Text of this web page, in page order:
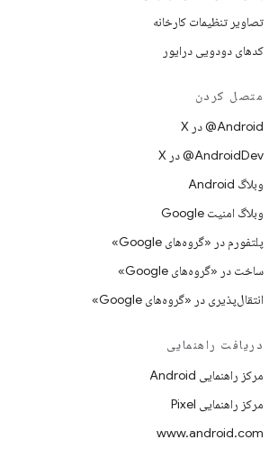
تصاویر تنظیمات کارخانه
کدهای دودویی درایور
متصل کردن
‫‎@Android در X
‫‎@AndroidDev در X
وبلاگ Android
وبلاگ امنیت Google
پلتفورم در «گروه‌های Google»
ساخت در «گروه‌های Google»
انتقال‌پذیری در «گروه‌های Google»
دریافت راهنمایی
مرکز راهنمایی Android
مرکز راهنمایی Pixel
www.android.com